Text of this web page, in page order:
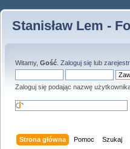
Stanisław Lem -
Witamy, Gość Zaloguj się lub
Zaloguj się podając nazwę
Strona główna Pomoc Szukaj